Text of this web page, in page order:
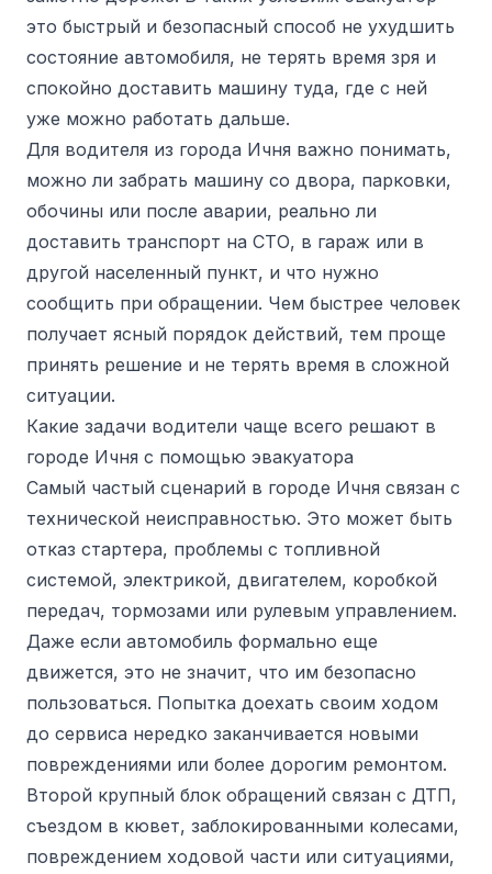
это быстрый и безопасный способ не ухудшить
состояние автомобиля, не терять время зря и
спокойно доставить машину туда, где с ней
уже можно работать дальше.
Для водителя из города Ичня важно понимать,
можно ли забрать машину со двора, парковки,
обочины или после аварии, реально ли
доставить транспорт на СТО, в гараж или в
другой населенный пункт, и что нужно
сообщить при обращении. Чем быстрее человек
получает ясный порядок действий, тем проще
принять решение и не терять время в сложной
ситуации.
Какие задачи водители чаще всего решают в
городе Ичня с помощью эвакуатора
Самый частый сценарий в городе Ичня связан с
технической неисправностью. Это может быть
отказ стартера, проблемы с топливной
системой, электрикой, двигателем, коробкой
передач, тормозами или рулевым управлением.
Даже если автомобиль формально еще
движется, это не значит, что им безопасно
пользоваться. Попытка доехать своим ходом
до сервиса нередко заканчивается новыми
повреждениями или более дорогим ремонтом.
Второй крупный блок обращений связан с ДТП,
съездом в кювет, заблокированными колесами,
повреждением ходовой части или ситуациями,